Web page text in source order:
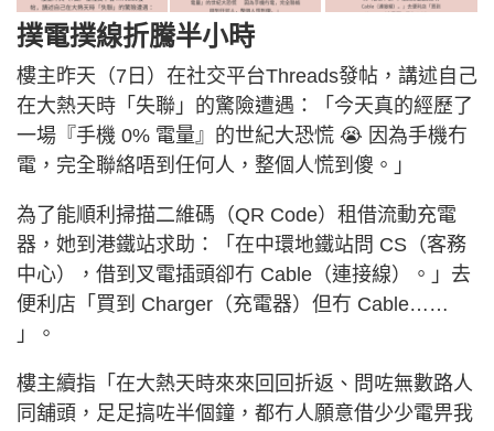
撲電撲線折騰半小時
樓主昨天（7日）在社交平台Threads發帖，講述自己
在大熱天時「失聯」的驚險遭遇：「今天真的經歷了
一場『手機 0% 電量』的世紀大恐慌 😭 因為手機冇
電，完全聯絡唔到任何人，整個人慌到傻。」
為了能順利掃描二維碼（QR Code）租借流動充電
器，她到港鐵站求助：「在中環地鐵站問 CS（客務
中心），借到叉電插頭卻冇 Cable（連接線）。」去
便利店「買到 Charger（充電器）但冇 Cable……
」。
樓主續指「在大熱天時來來回回折返、問咗無數路人
同舖頭，足足搞咗半個鐘，都冇人願意借少少電畀我